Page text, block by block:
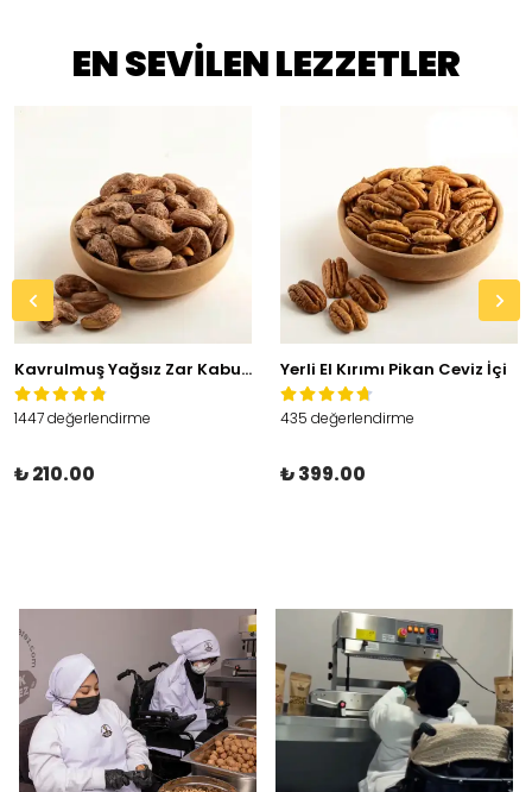
EN SEVİLEN LEZZETLER
Kavrulmuş Yağsız Zar Kabuklu Kaju
1447 değerlendirme
₺ 210.00
Yerli El Kırımı Pikan Ceviz İçi
435 değerlendirme
₺ 399.00